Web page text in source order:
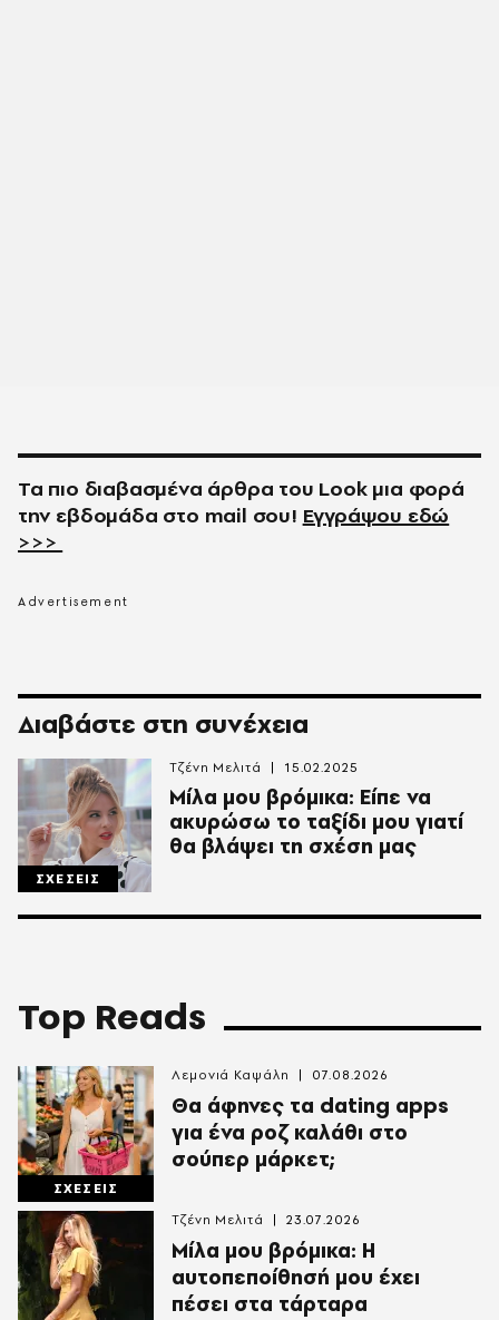
Τα πιο διαβασμένα άρθρα του Look μια φορά
την εβδομάδα στο mail σου! Εγγράψου εδώ
>>>
Διαβάστε στη συνέχεια
ΣΧΕΣΕΙΣ
Μίλα μου βρόμικα: Είπε να
ακυρώσω το ταξίδι μου γιατί
θα βλάψει τη σχέση μας
Τζένη Μελιτά 15.02.2025
Top Reads
ΣΧΕΣΕΙΣ
Θα άφηνες τα dating apps
για ένα ροζ καλάθι στο
σούπερ μάρκετ;
Λεμονιά Καψάλη 07.08.2026
Μίλα μου βρόμικα: Η
αυτοπεποίθησή μου έχει
πέσει στα τάρταρα
Τζένη Μελιτά 23.07.2026